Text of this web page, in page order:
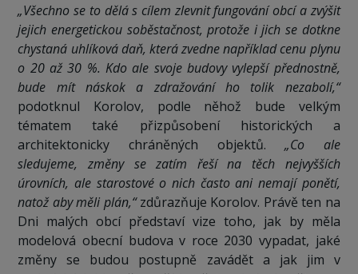
„Všechno se to dělá s cílem zlevnit fungování obcí a zvýšit
jejich energetickou soběstačnost, protože i jich se dotkne
chystaná uhlíková daň, která zvedne například cenu plynu
o 20 až 30 %. Kdo ale svoje budovy vylepší přednostně,
bude mít náskok a zdražování ho tolik nezabolí,“
podotknul Korolov, podle něhož bude velkým
tématem také přizpůsobení historických a
architektonicky chráněných objektů.„Co ale
sledujeme, změny se zatím řeší na těch nejvyšších
úrovních, ale starostové o nich často ani nemají ponětí,
natož aby měli plán,“zdůrazňuje Korolov. Právě ten na
Dni malých obcí představí vize toho, jak by měla
modelová obecní budova v roce 2030 vypadat, jaké
změny se budou postupně zavádět a jak jim v